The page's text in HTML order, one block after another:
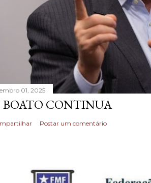
01, 2025
BOATO CONTINUA
Postar um comentário